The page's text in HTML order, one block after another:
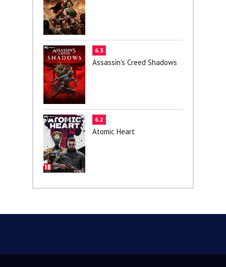
6.3
Assassin's Creed Shadows
6.2
Atomic Heart